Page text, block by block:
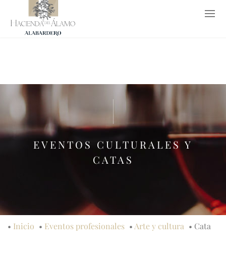
952 65 26 53 info@haciendadelalamo.es
EVENTOS CULTURALES Y
CATAS
• Inicio • Eventos profesionales • Arte y cultura • Cata